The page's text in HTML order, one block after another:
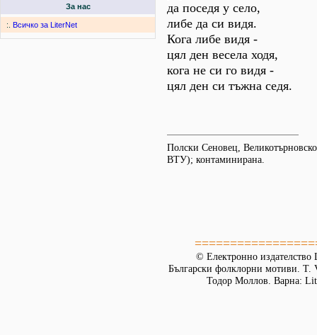
За нас
:. Всичко за LiterNet
да поседя у село,
либе да си видя.
Кога либе видя -
цял ден весела ходя,
кога не си го видя -
цял ден си тъжна седя.
Полски Сеновец,
ВТУ); контаминирана.
© Електронно издателство
Български фолклорни мотиви. Т.
Тодор Моллов. Варна: